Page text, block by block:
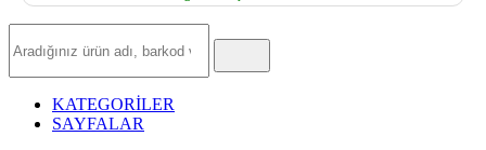
Ürün
KATEGORİLER
SAYFALAR